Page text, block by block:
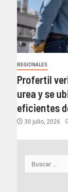
REGIONALES
Profertil
urea y se
eficientes
30 julio, 2026